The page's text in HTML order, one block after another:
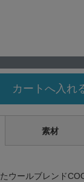
カートへ入れ
素材
ウールブレンド